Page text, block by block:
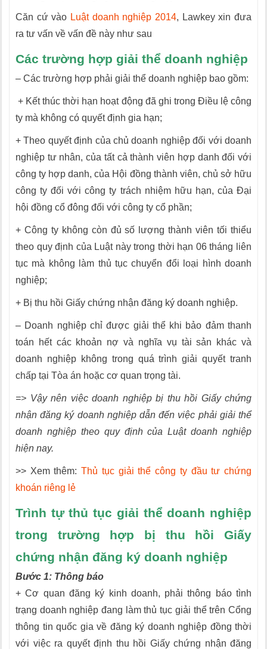
Căn cứ vào Luật doanh nghiệp 2014, Lawkey xin đưa
ra tư vấn về vấn đề này như sau
Các trường hợp giải thể doanh nghiệp
– Các trường hợp phải giải thể doanh nghiệp bao gồm:
+ Kết thúc thời hạn hoạt động đã ghi trong Điều lệ công
ty mà không có quyết định gia hạn;
+ Theo quyết định của chủ doanh nghiệp đối với doanh
nghiệp tư nhân, của tất cả thành viên hợp danh đối với
công ty hợp danh, của Hội đồng thành viên, chủ sở hữu
công ty đối với công ty trách nhiệm hữu hạn, của Đại
hội đồng cổ đông đối với công ty cổ phần;
+ Công ty không còn đủ số lượng thành viên tối thiểu
theo quy định của Luật này trong thời hạn 06 tháng liên
tục mà không làm thủ tục chuyển đổi loại hình doanh
nghiệp;
+ Bị thu hồi Giấy chứng nhận đăng ký doanh nghiệp.
– Doanh nghiệp chỉ được giải thể khi bảo đảm thanh
toán hết các khoản nợ và nghĩa vụ tài sản khác và
doanh nghiệp không trong quá trình giải quyết tranh
chấp tại Tòa án hoặc cơ quan trọng tài.
=> Vậy nên việc doanh nghiệp bị thu hồi Giấy chứng
nhận đăng ký doanh nghiệp dẫn đến việc phải giải thể
doanh nghiệp theo quy định của Luật doanh nghiệp
hiện nay.
>> Xem thêm:Thủ tục giải thể công ty đầu tư chứng
khoán riêng lẻ
Trình tự thủ tục giải thể doanh nghiệp
trong trường hợp bị thu hồi Giấy
chứng nhận đăng ký doanh nghiệp
Bước 1: Thông báo
+ Cơ quan đăng ký kinh doanh, phải thông báo tình
trạng doanh nghiệp đang làm thủ tục giải thể trên Cổng
thông tin quốc gia về đăng ký doanh nghiệp đồng thời
với việc ra quyết định thu hồi Giấy chứng nhận đăng